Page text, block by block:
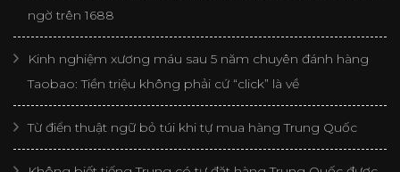
ngờ trên 1688
Kinh nghiệm xương máu sau 5 năm chuyên đánh hàng
Taobao: Tiền triệu không phải cứ “click” là về
Từ điển thuật ngữ bỏ túi khi tự mua hàng Trung Quốc